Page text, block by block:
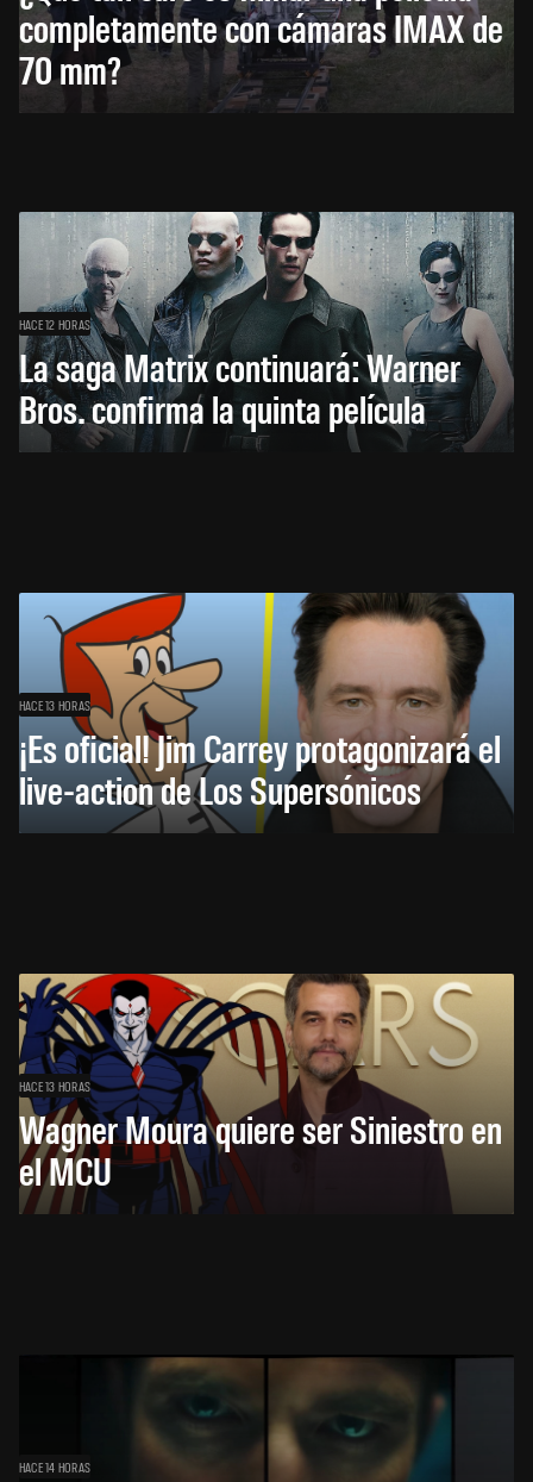
completamente con cámaras IMAX de
70 mm?
HACE 12 HORAS
La saga Matrix continuará: Warner
Bros. confirma la quinta película
HACE 13 HORAS
¡Es oficial! Jim Carrey protagonizará el
live-action de Los Supersónicos
HACE 13 HORAS
Wagner Moura quiere ser Siniestro en
el MCU
HACE 14 HORAS